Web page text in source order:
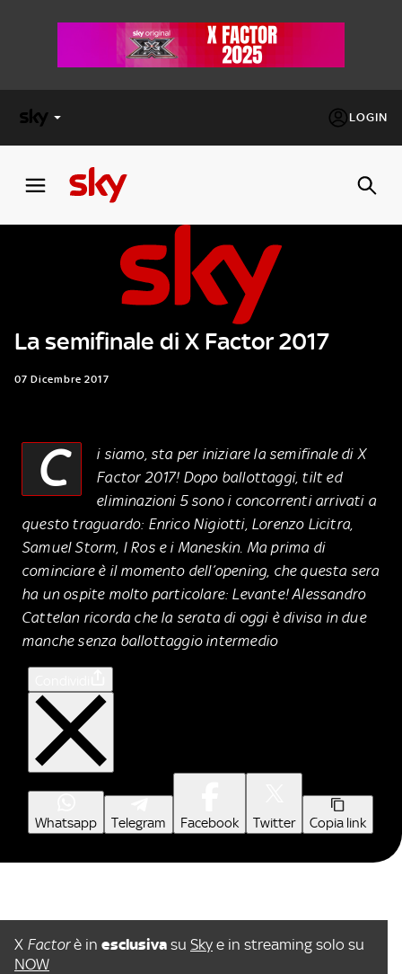
LOGIN
FACTOR
Cos’altro vedere:
PROGRAMMI SKY
SKY.IT
La semifinale di X Factor 2017
07 Dicembre 2017
C
i siamo, sta per iniziare la semifinale di X
Factor 2017! Dopo ballottaggi, tilt ed
eliminazioni 5 sono i concorrenti arrivati a
questo traguardo: Enrico Nigiotti, Lorenzo Licitra,
Samuel Storm, I Ros e i Maneskin. Ma prima di
cominciare è il momento dell’opening, che questa sera
ha un ospite molto particolare: Levante! Alessandro
Cattelan ricorda che la serata di oggi è divisa in due
manche senza ballottaggio intermedio
Whatsapp Telegram Facebook Twitter Copia link
X Factorè in esclusiva su Sky e in streaming solo su
NOW